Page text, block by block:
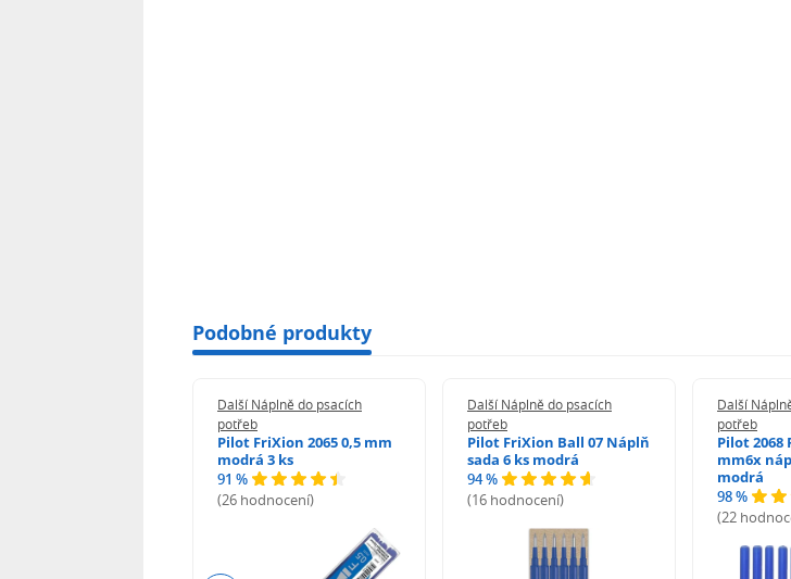
Podobné produkty
Další Náplně do psacích
potřeb
Pilot FriXion 2065 0,5 mm
modrá 3 ks
91 %
(26 hodnocení)
Další Náplně do psacích
potřeb
Pilot FriXion Ball 07 Náplň
sada 6 ks modrá
94 %
(16 hodnocení)
Další
potřeb
Pilot 2068
mm6x
modrá
98 %
(22